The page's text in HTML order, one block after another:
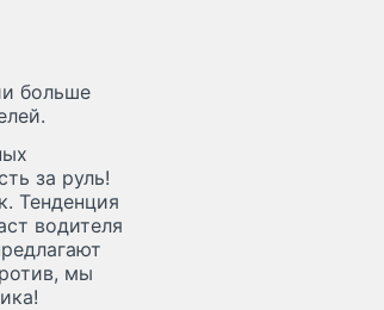
больше
за руль!
Тенденция
водителя
мы